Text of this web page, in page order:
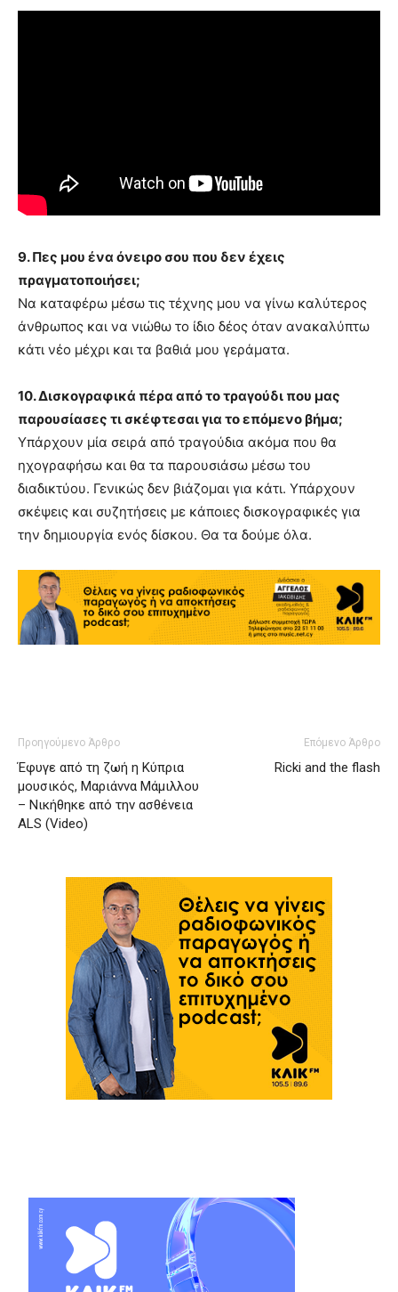
9. Πες μου ένα όνειρο σου που δεν έχεις
πραγματοποιήσει;
Να καταφέρω μέσω τις τέχνης μου να γίνω καλύτερος
άνθρωπος και να νιώθω το ίδιο δέος όταν ανακαλύπτω
κάτι νέο μέχρι και τα βαθιά μου γεράματα.
10. Δισκογραφικά πέρα από το τραγούδι που μας
παρουσίασες τι σκέφτεσαι για το επόμενο βήμα;
Υπάρχουν μία σειρά από τραγούδια ακόμα που θα
ηχογραφήσω και θα τα παρουσιάσω μέσω του
διαδικτύου. Γενικώς δεν βιάζομαι για κάτι. Υπάρχουν
σκέψεις και συζητήσεις με κάποιες δισκογραφικές για
την δημιουργία ενός δίσκου. Θα τα δούμε όλα.
Προηγούμενο Άρθρο
Έφυγε από τη ζωή η Κύπρια
μουσικός, Μαριάννα Μάμιλλου
– Νικήθηκε από την ασθένεια
ALS (Video)
Επόμενο Άρθρο
Ricki and the flash